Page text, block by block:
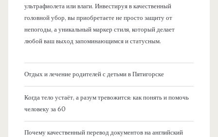
ультрафиолета или влаги. Инвестируя в качественный
головной убор, вы приобретаете не просто защиту от
непогоды, а уникальный маркер стиля, который делает
любой ваш выход запоминающимся и статусным.
Отдых и лечение родителей с детьми в Пятигорске
Когда тело устаёт, а разум тревожится: как понять и помочь
человеку за 60
Почему качественный перевод документов на английский